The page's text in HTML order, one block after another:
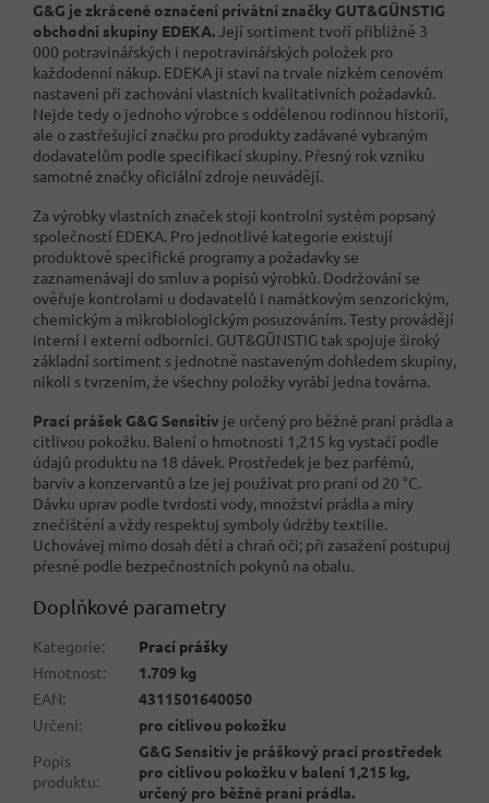
G&G je zkrácené označení privátní značky GUT&GÜNSTIG
obchodní skupiny EDEKA.Její sortiment tvoří přibližně 3
000 potravinářských i nepotravinářských položek pro
každodenní nákup. EDEKA ji staví na trvale nízkém cenovém
nastavení při zachování vlastních kvalitativních požadavků.
Nejde tedy o jednoho výrobce s oddělenou rodinnou historií,
ale o zastřešující značku pro produkty zadávané vybraným
dodavatelům podle specifikací skupiny. Přesný rok vzniku
samotné značky oficiální zdroje neuvádějí.
Za výrobky vlastních značek stojí kontrolní systém popsaný
společností EDEKA. Pro jednotlivé kategorie existují
produktově specifické programy a požadavky se
zaznamenávají do smluv a popisů výrobků. Dodržování se
ověřuje kontrolami u dodavatelů i namátkovým senzorickým,
chemickým a mikrobiologickým posuzováním. Testy provádějí
interní i externí odborníci. GUT&GÜNSTIG tak spojuje široký
základní sortiment s jednotně nastaveným dohledem skupiny,
nikoli s tvrzením, že všechny položky vyrábí jedna továrna.
Prací prášek G&G Sensitiv je určený pro běžné praní prádla a
citlivou pokožku. Balení o hmotnosti 1,215 kg vystačí podle
údajů produktu na 18 dávek. Prostředek je bez parfémů,
barviv a konzervantů a lze jej používat pro praní od 20 °C.
Dávku uprav podle tvrdosti vody, množství prádla a míry
znečištění a vždy respektuj symboly údržby textilie.
Uchovávej mimo dosah dětí a chraň oči; při zasažení postupuj
přesně podle bezpečnostních pokynů na obalu.
Doplňkové parametry
Kategorie:
Prací prášky
Hmotnost:
1.709 kg
EAN:
4311501640050
Určení:
pro citlivou pokožku
Popis
produktu:
G&G Sensitiv je práškový prací prostředek
pro citlivou pokožku v balení 1,215 kg,
určený pro běžné praní prádla.